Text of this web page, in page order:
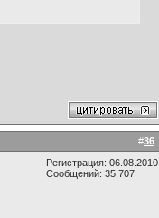
#36
Регистрация: 06.08.2010
Сообщений: 35,707